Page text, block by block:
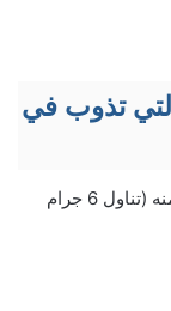
التي تذوب في
قد تسبب الجرعات العالية منه (تناول 6 جرام